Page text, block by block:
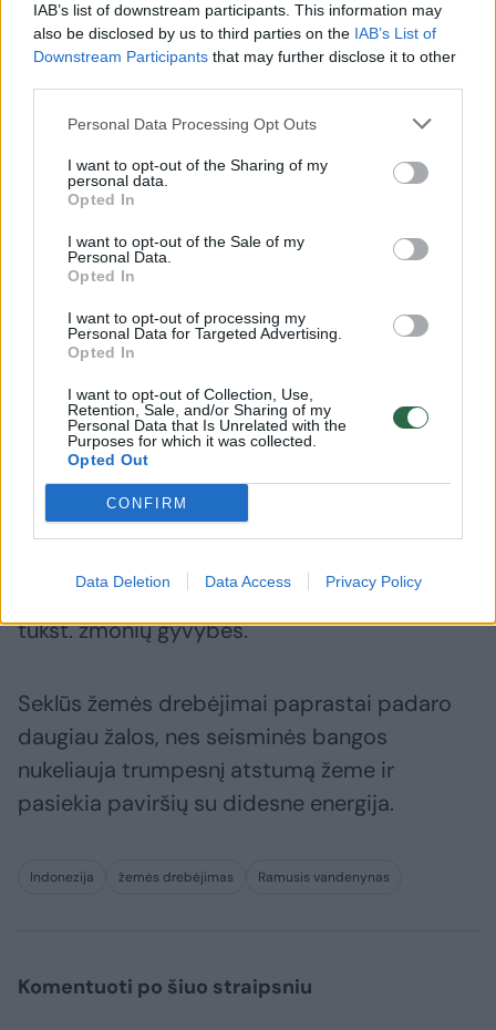
IAB’s list of downstream participants. This information may
also be disclosed by us to third parties on the IAB’s List of
Downstream Participants that may further disclose it to other
Personal Data Processing Opt Outs
I want to opt-out of the Sharing of my
personal data.
Opted In
I want to opt-out of the Sale of my
Personal Data.
Opted In
I want to opt-out of processing my
Personal Data for Targeted Advertising.
Opted In
I want to opt-out of Collection, Use,
Retention, Sale, and/or Sharing of my
Personal Data that Is Unrelated with the
Purposes for which it was collected.
Opted Out
CONFIRM
Data Deletion Data Access Privacy Policy
Susiję straipsniai
Aplinkosaugininkai skelbia
apie reidus vandens
telkiniuose
Stiprus
plėšė
2004 m. vakarinę Ačeho provinciją supurtė
Indonezijoje pasiglemžęs daugiau nei 170
tūkst. žmonių gyvybes.
Seklūs žemės drebėjimai paprastai padaro
daugiau žalos, nes seisminės bangos
nukeliauja trumpesnį atstumą žeme ir
pasiekia paviršių su didesne energija.
Indonezija žemės drebėjimas Ramusis vandenynas
Komentuoti po šiuo straipsniu